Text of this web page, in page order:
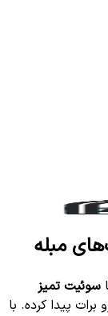
مبله
سوئیت تمیز
برات پیدا کرده. با